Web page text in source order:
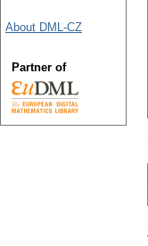
About DML-CZ
Partner of